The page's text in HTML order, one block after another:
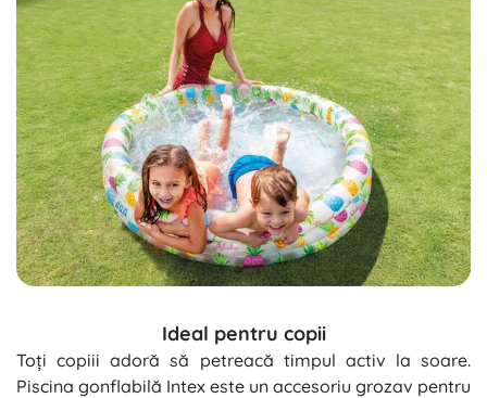
Ideal pentru copii
Toți copiii adoră să petreacă timpul activ la soare.
Piscina gonflabilă Intex este un accesoriu grozav pentru